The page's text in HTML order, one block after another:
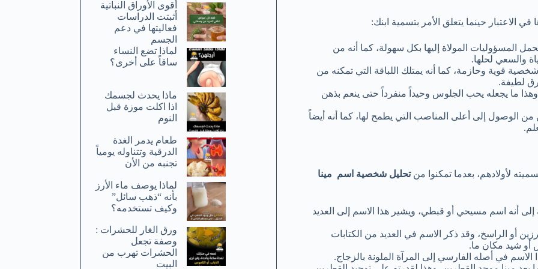
الاعتبار حينما يتعلق الأمر بتسمية ابنك:
المولاة إليها بكل سهولة، كما أنه من
والسعي لحلها.
قوية وحازمة، كما أنه يمتلك اللباقة التي تمكنه من
لطيفة.
ما يجعله يحب الجلوس وحيداً منفرداً حتى ينعم بذهن
الوصول إلى أعلى المناصب التي يطمح لها، كما أنه أيضاً
لأولادهم، بعدما تمكنوا منتحليل شخصية اسم مينا
إلى أنه اسم مسيحي أو قبطي، ويشير هذا الاسم إلى العديد
أو الراسخ، وقد ذكر الاسم في العديد من الكتابات
أو شيد مكان ما.
في أصله الفارسي إلى المرآة الملونة بالزجاج.
أقوى الأوراق النباتية
أثبتت الدراسات
فعاليتها في دعم
الجسم
لماذا تضع النساء
ساقاً على أخرى؟
ماذا يحدث لجسمك
اذا اكلت موزة قبل
النوم
طعام يدمر الغدة
الدرقية وتتناوله يومياً
تجنبه من الأن
لماذا يوصف ماء الأرز
بأنه “ذهب سائل”
وكيف تستخدمه؟
ورق الغار للحشرات :
وصفة تجعل
الحشرات تهرب من
البيت